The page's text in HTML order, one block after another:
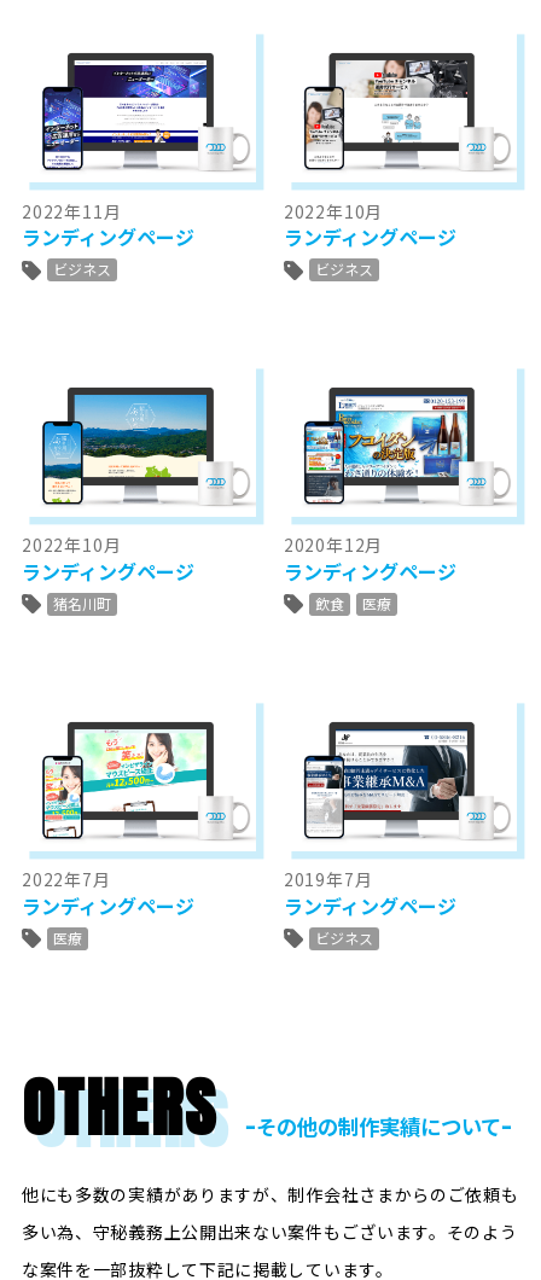
2022年11月
ランディングページ
ビジネス
2022年10月
ランディングページ
ビジネス
2022年10月
ランディングページ
猪名川町
2020年12月
ランディングページ
飲食 医療
2022年7月
ランディングページ
医療
2019年7月
ランディングページ
ビジネス
OTHERS ｰその他の制作実績についてｰ
他にも多数の実績がありますが、制作会社さまからのご依頼も
多い為、守秘義務上公開出来ない案件もございます。 そのよう
な案件を一部抜粋して下記に掲載しています。